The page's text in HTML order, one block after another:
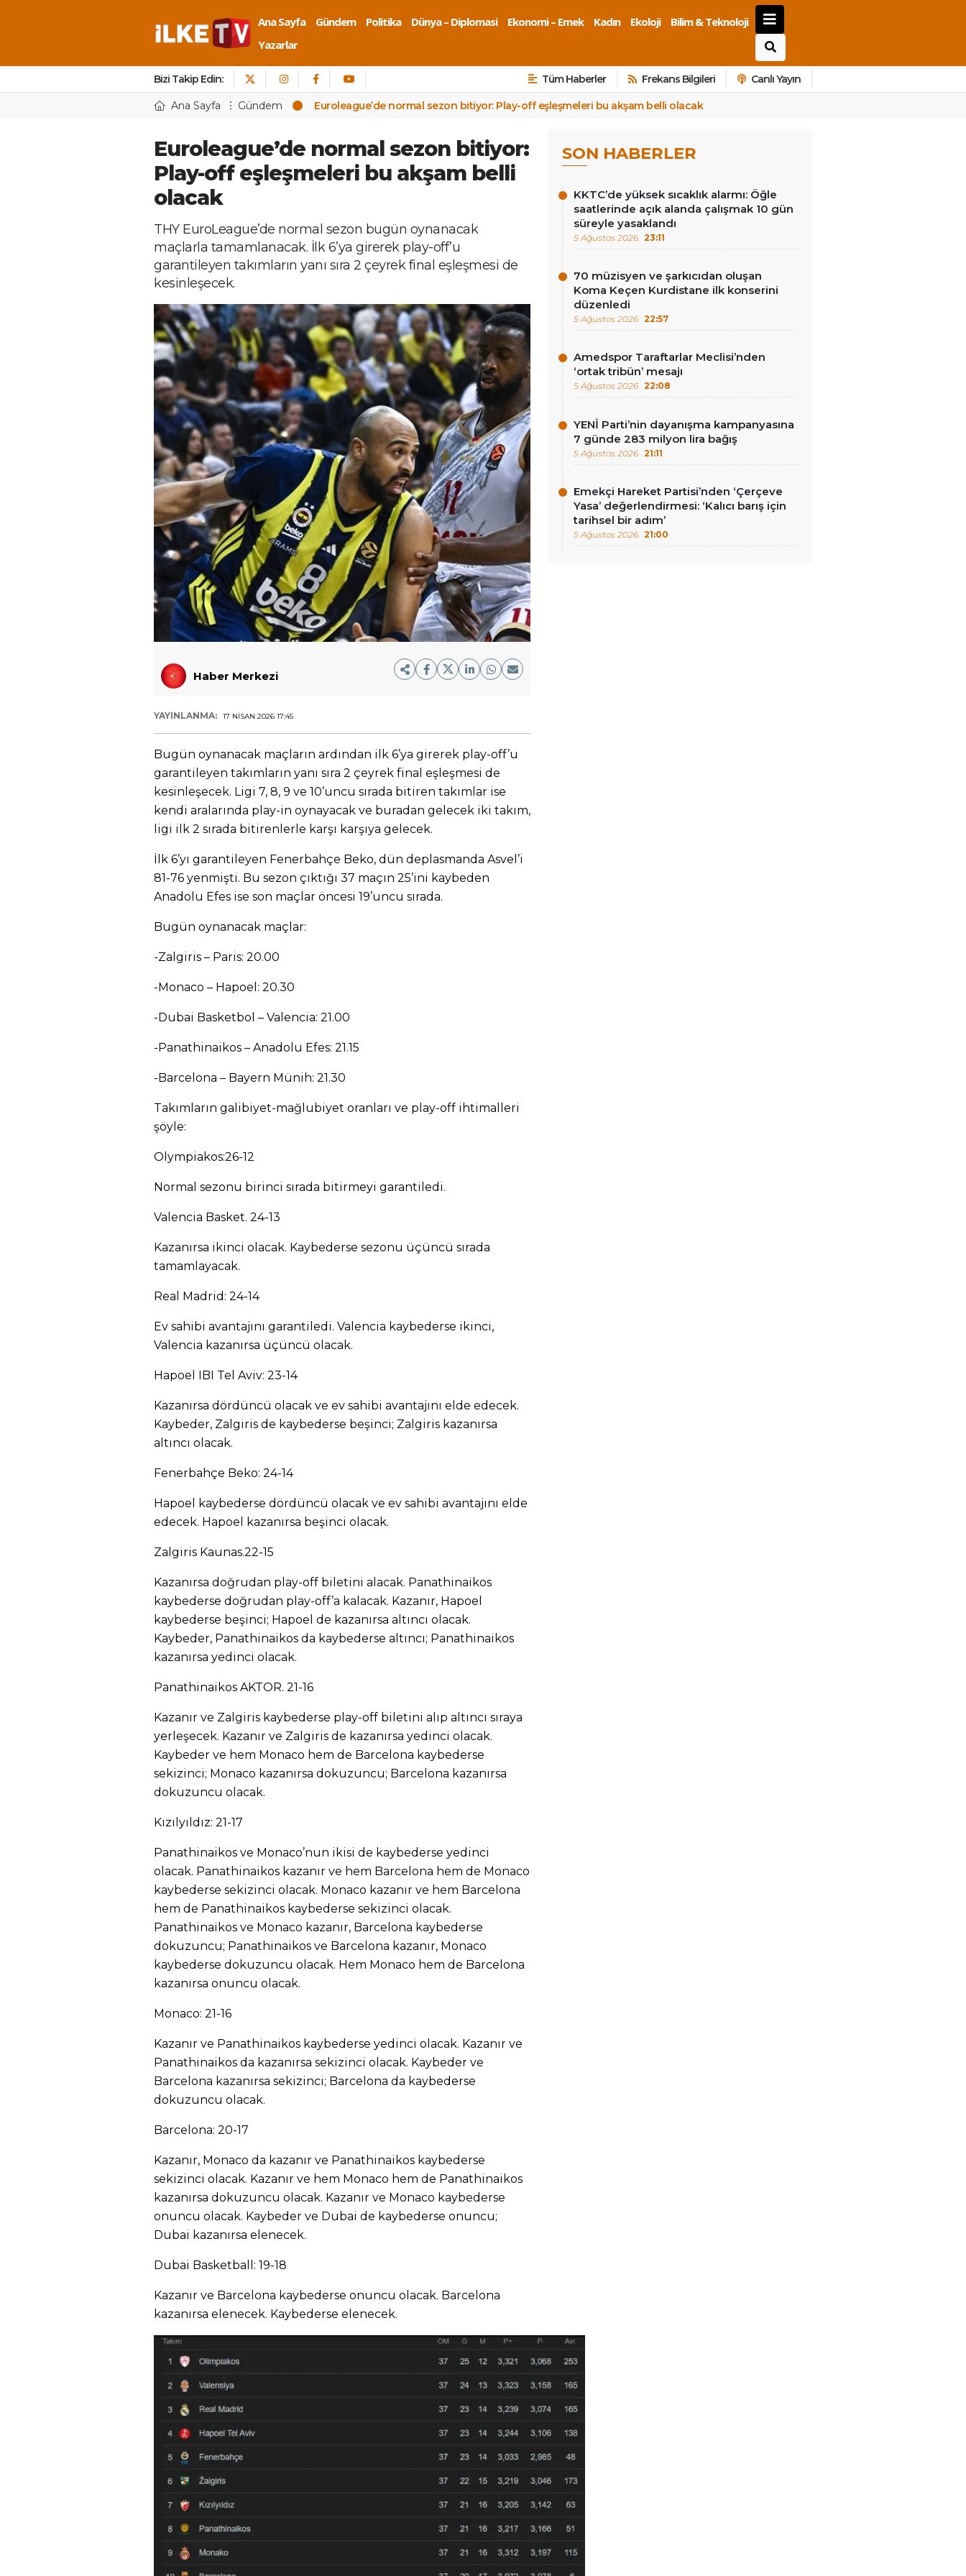
Ana Sayfa Gündem Politika Dünya – Diplomasi Ekonomi – Emek Kadın Ekoloji
Bilim & Teknoloji
Yazarlar
Bizi Takip Edin: Tüm Haberler Frekans Bilgileri Canlı Yayın
Ana Sayfa Gündem Euroleague’de normal sezon bitiyor: Play-off eşleşmeleri bu akşam belli olacak
Euroleague’de normal sezon bitiyor:
Play-off eşleşmeleri bu akşam belli
olacak
THY EuroLeague’de normal sezon bugün oynanacak
maçlarla tamamlanacak. İlk 6’ya girerek play-off’u
garantileyen takımların yanı sıra 2 çeyrek final eşleşmesi de
kesinleşecek.
Haber Merkezi
YAYINLANMA: 17 NISAN 2026 17:45
Bugün oynanacak maçların ardından ilk 6’ya girerek play-off’u
garantileyen takımların yanı sıra 2 çeyrek final eşleşmesi de
kesinleşecek. Ligi 7, 8, 9 ve 10’uncu sırada bitiren takımlar ise
kendi aralarında play-in oynayacak ve buradan gelecek iki takım,
ligi ilk 2 sırada bitirenlerle karşı karşıya gelecek.
İlk 6’yı garantileyen Fenerbahçe Beko, dün deplasmanda Asvel’i
81-76 yenmişti. Bu sezon çıktığı 37 maçın 25’ini kaybeden
Anadolu Efes ise son maçlar öncesi 19’uncu sırada.
Bugün oynanacak maçlar:
-Zalgiris – Paris: 20.00
-Monaco – Hapoel: 20.30
-Dubai Basketbol – Valencia: 21.00
-Panathinaikos – Anadolu Efes: 21.15
-Barcelona – Bayern Münih: 21.30
Takımların galibiyet-mağlubiyet oranları ve play-off ihtimalleri
şöyle:
Olympiakos:26-12
Normal sezonu birinci sırada bitirmeyi garantiledi.
Valencia Basket. 24-13
Kazanırsa ikinci olacak. Kaybederse sezonu üçüncü sırada
tamamlayacak.
Real Madrid: 24-14
Ev sahibi avantajını garantiledi. Valencia kaybederse ikinci,
Valencia kazanırsa üçüncü olacak.
Hapoel IBI Tel Aviv: 23-14
Kazanırsa dördüncü olacak ve ev sahibi avantajını elde edecek.
Kaybeder, Zalgiris de kaybederse beşinci; Zalgiris kazanırsa
altıncı olacak.
Fenerbahçe Beko: 24-14
Hapoel kaybederse dördüncü olacak ve ev sahibi avantajını elde
edecek. Hapoel kazanırsa beşinci olacak.
Zalgiris Kaunas.22-15
Kazanırsa doğrudan play-off biletini alacak. Panathinaikos
kaybederse doğrudan play-off’a kalacak. Kazanır, Hapoel
kaybederse beşinci; Hapoel de kazanırsa altıncı olacak.
Kaybeder, Panathinaikos da kaybederse altıncı; Panathinaikos
kazanırsa yedinci olacak.
Panathinaikos AKTOR. 21-16
Kazanır ve Zalgiris kaybederse play-off biletini alıp altıncı sıraya
yerleşecek. Kazanır ve Zalgiris de kazanırsa yedinci olacak.
Kaybeder ve hem Monaco hem de Barcelona kaybederse
sekizinci; Monaco kazanırsa dokuzuncu; Barcelona kazanırsa
dokuzuncu olacak.
Kızılyıldız: 21-17
Panathinaikos ve Monaco’nun ikisi de kaybederse yedinci
olacak. Panathinaikos kazanır ve hem Barcelona hem de Monaco
kaybederse sekizinci olacak. Monaco kazanır ve hem Barcelona
hem de Panathinaikos kaybederse sekizinci olacak.
Panathinaikos ve Monaco kazanır, Barcelona kaybederse
dokuzuncu; Panathinaikos ve Barcelona kazanır, Monaco
kaybederse dokuzuncu olacak. Hem Monaco hem de Barcelona
kazanırsa onuncu olacak.
Monaco: 21-16
Kazanır ve Panathinaikos kaybederse yedinci olacak. Kazanır ve
Panathinaikos da kazanırsa sekizinci olacak. Kaybeder ve
Barcelona kazanırsa sekizinci; Barcelona da kaybederse
dokuzuncu olacak.
Barcelona: 20-17
Kazanır, Monaco da kazanır ve Panathinaikos kaybederse
sekizinci olacak. Kazanır ve hem Monaco hem de Panathinaikos
kazanırsa dokuzuncu olacak. Kazanır ve Monaco kaybederse
onuncu olacak. Kaybeder ve Dubai de kaybederse onuncu;
Dubai kazanırsa elenecek.
Dubai Basketball: 19-18
Kazanır ve Barcelona kaybederse onuncu olacak. Barcelona
kazanırsa elenecek. Kaybederse elenecek.
SON HABERLER
KKTC’de yüksek sıcaklık alarmı: Öğle
saatlerinde açık alanda çalışmak 10 gün
süreyle yasaklandı
5 Ağustos 2026 23:11
70 müzisyen ve şarkıcıdan oluşan
Koma Keçen Kurdistane ilk konserini
düzenledi
5 Ağustos 2026 22:57
Amedspor Taraftarlar Meclisi’nden
‘ortak tribün’ mesajı
5 Ağustos 2026 22:08
YENİ Parti’nin dayanışma kampanyasına
7 günde 283 milyon lira bağış
5 Ağustos 2026 21:11
Emekçi Hareket Partisi’nden ‘Çerçeve
Yasa’ değerlendirmesi: ‘Kalıcı barış için
tarihsel bir adım’
5 Ağustos 2026 21:00